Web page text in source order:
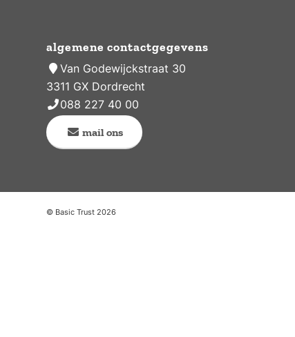
algemene contactgegevens
Van Godewijckstraat 30
3311 GX Dordrecht
088 227 40 00
mail ons
© Basic Trust 2026